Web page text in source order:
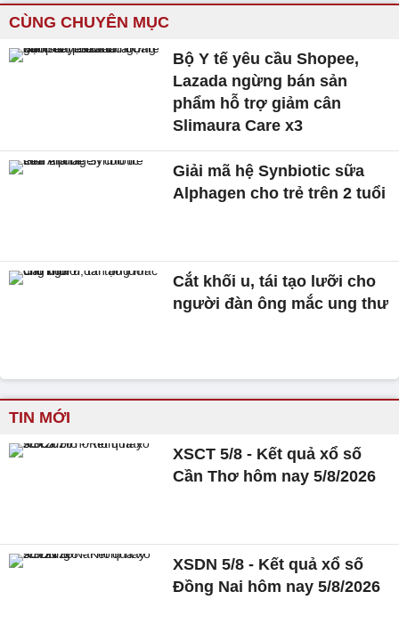
CÙNG CHUYÊN MỤC
Bộ Y tế yêu cầu Shopee,
Lazada ngừng bán sản
phẩm hỗ trợ giảm cân
Slimaura Care x3
Giải mã hệ Synbiotic sữa
Alphagen cho trẻ trên 2 tuổi
Cắt khối u, tái tạo lưỡi cho
người đàn ông mắc ung thư
TIN MỚI
XSCT 5/8 - Kết quả xổ số
Cần Thơ hôm nay 5/8/2026
XSDN 5/8 - Kết quả xổ số
Đồng Nai hôm nay 5/8/2026